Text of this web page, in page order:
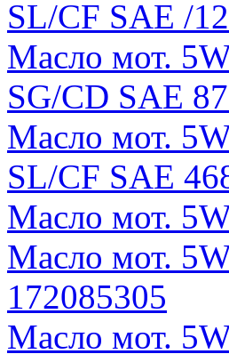
SL/CF SAE /
Масло мот.
SG/CD SAE
Масло мот.
SL/CF SAE
Масло мот.
Масло мот.
172085305
Масло мот.